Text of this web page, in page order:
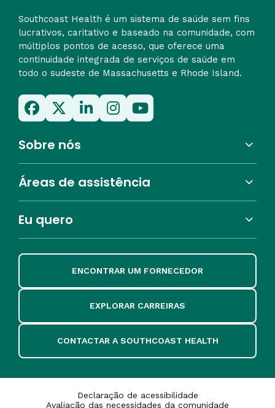
Southcoast Health é um sistema de saúde sem fins
lucrativos, caritativo e baseado na comunidade, com
múltiplos pontos de acesso, que oferece uma
continuidade integrada de serviços de saúde em
todo o sudeste de Massachusetts e Rhode Island.
Sobre nós
Áreas de assistência
Eu quero
ENCONTRAR UM FORNECEDOR
EXPLORAR CARREIRAS
CONTACTAR A SOUTHCOAST HEALTH
Declaração de acessibilidade
Avaliação das necessidades da comunidade